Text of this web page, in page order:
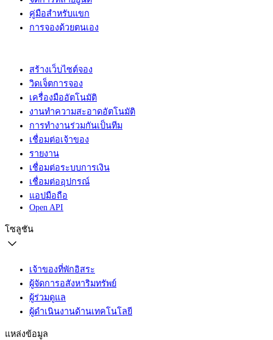
คู่มือสำหรับแขก
การจองด้วยตนเอง
สร้างเว็บไซต์จอง
วิดเจ็ตการจอง
เครื่องมืออัตโนมัติ
งานทำความสะอาดอัตโนมัติ
การทำงานร่วมกันเป็นทีม
เชื่อมต่อเจ้าของ
รายงาน
เชื่อมต่อระบบการเงิน
เชื่อมต่ออุปกรณ์
แอปมือถือ
Open API
โซลูชัน
เจ้าของที่พักอิสระ
ผู้จัดการอสังหาริมทรัพย์
ผู้ร่วมดูแล
ผู้ดำเนินงานด้านเทคโนโลยี
แหล่งข้อมูล